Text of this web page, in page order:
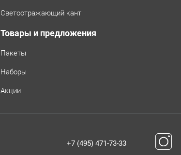
Светоотражающий кант
Товары и предложения
Пакеты
Наборы
Акции
+7 (495) 471-73-33